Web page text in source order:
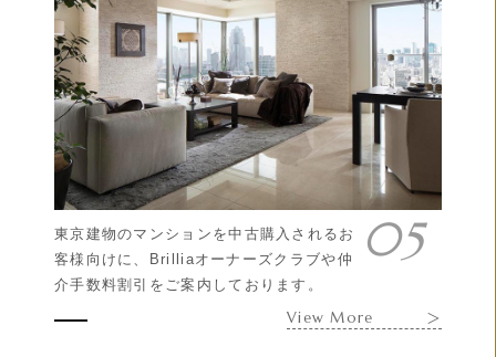
東京建物のマンションを中古購入されるお
客様向けに、Brilliaオーナーズクラブや仲
介手数料割引をご案内しております。
View More ＞